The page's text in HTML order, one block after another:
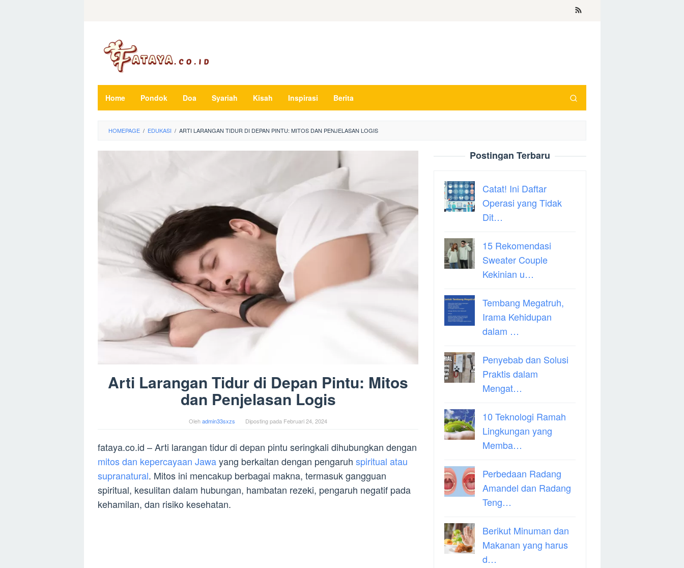
Home Pondok Doa Syariah Kisah Inspirasi Berita
HOMEPAGE / EDUKASI / ARTI LARANGAN TIDUR DI DEPAN PINTU: MITOS DAN PENJELASAN LOGIS
Arti Larangan Tidur di Depan Pintu: Mitos
dan Penjelasan Logis
Olehadmin33sxzs Diposting pada Februari 24, 2024
fataya.co.id – Arti larangan tidur di depan pintu seringkali dihubungkan dengan
mitos dan kepercayaan Jawayang berkaitan dengan pengaruh spiritual atau
supranatural. Mitos ini mencakup berbagai makna, termasuk gangguan
spiritual, kesulitan dalam hubungan, hambatan rezeki, pengaruh negatif pada
kehamilan, dan risiko kesehatan.
Postingan Terbaru
Catat! Ini Daftar
Operasi yang Tidak
Dit…
15 Rekomendasi
Sweater Couple
Kekinian u…
Tembang Megatruh,
Irama Kehidupan
dalam …
Penyebab dan Solusi
Praktis dalam
Mengat…
10 Teknologi Ramah
Lingkungan yang
Memba…
Perbedaan Radang
Amandel dan Radang
Teng…
Berikut Minuman dan
Makanan yang harus
d…